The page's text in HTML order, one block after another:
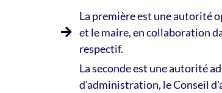
La première est une autorité
et le maire, en collaboration
respectif.
La seconde est une autorité
d'administration, le Conseil